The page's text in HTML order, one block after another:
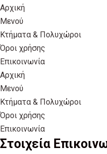
Αρχική
Μενού
Κτήματα & Πολυχώροι
Όροι χρήσης
Επικοινωνία
Αρχική
Μενού
Κτήματα & Πολυχώροι
Όροι χρήσης
Επικοινωνία
Στοιχεία